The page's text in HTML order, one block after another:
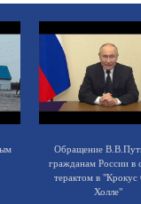
Обращение
гражданам России в
терактом в "Крокус
Холле"